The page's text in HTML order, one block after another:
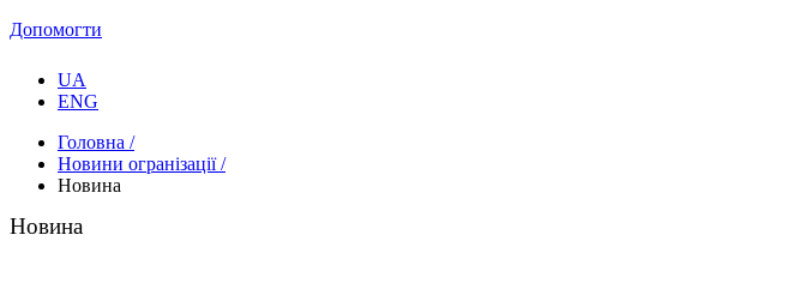
Допомогти
UA
ENG
Головна /
Новини огранізації /
Новина
Новина